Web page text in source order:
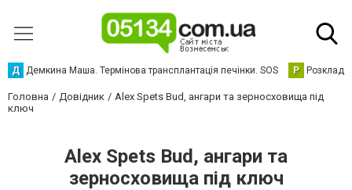
Д Демкина Маша. Термінова трансплантація печінки. SOS Р Розклад
Головна Довідник
Alex Spets Bud, ангари та зерносховища під
ключ
Alex Spets Bud, ангари та
зерносховища під ключ